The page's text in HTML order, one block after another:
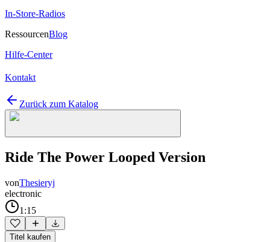
In-Store-Radios
RessourcenBlog
Hilfe-Center
Kontakt
Zurück zum Katalog
Ride The Power Looped Version
vonThesieryj
electronic
1:15
Titel kaufen